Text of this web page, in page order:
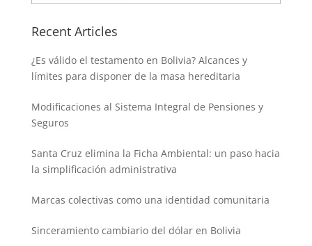
Recent Articles
¿Es válido el testamento en Bolivia? Alcances y
límites para disponer de la masa hereditaria
Modificaciones al Sistema Integral de Pensiones y
Seguros
Santa Cruz elimina la Ficha Ambiental: un paso hacia
la simplificación administrativa
Marcas colectivas como una identidad comunitaria
Sinceramiento cambiario del dólar en Bolivia